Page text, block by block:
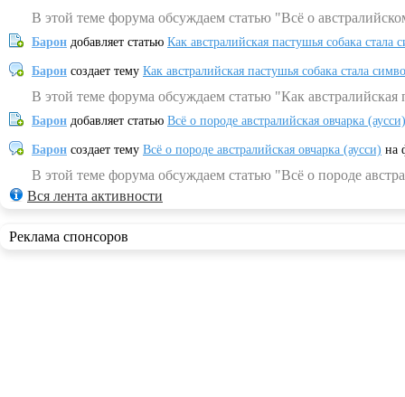
В этой теме форума обсуждаем статью "Всё о
Барон добавляет статью Как австралийская пастушья собака
Барон создает тему Как австралийская пастушья собака стала
В этой теме форума обсуждаем статью "Как
Барон добавляет статью Всё о породе австралийская овчарка (аусси)
Барон создает тему Всё о породе австралийская овчарка (аусси) на
В этой теме форума обсуждаем статью "Всё о породе
Вся лента активности
Реклама спонсоров